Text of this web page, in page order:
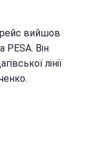
вийшов
PESA. Він
лінії